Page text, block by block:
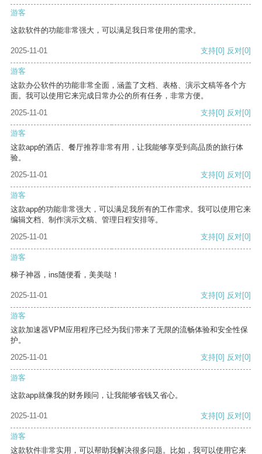
游客
这款软件的功能非常强大，可以满足我日常使用的需求。
2025-11-01 支持[0] 反对[0]
游客
这款办公软件的功能非常全面，涵盖了文档、表格、演示文稿等各个方
面。我可以使用它来完成日常办公的所有任务，非常方便。
2025-11-01
支持[0] 反对[0]
游客
这款app的酒店、餐厅推荐非常有用，让我能够享受到高品质的旅行体
验。
2025-11-01
支持[0] 反对[0]
游客
这款app的功能非常强大，可以满足我所有的工作需求。我可以使用它来
编辑文档、制作演示文稿、管理日程安排等。
2025-11-01
支持[0] 反对[0]
游客
梯子神器，ins随便看，美美哒！
2025-11-01 支持[0] 反对[0]
游客
这款加速器VPM应用程序已经为我们带来了无限的流畅体验和安全性保
护。
2025-11-01
支持[0] 反对[0]
游客
这款app就像我的财务顾问，让我能够省钱又省心。
2025-11-01 支持[0] 反对[0]
游客
这款软件非常实用，可以帮助我解决很多问题。比如，我可以使用它来